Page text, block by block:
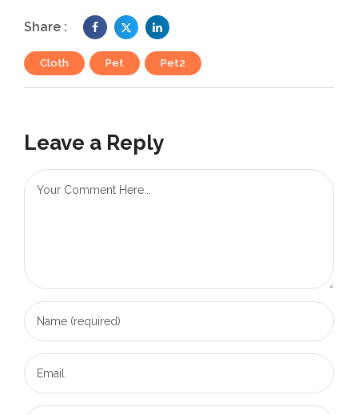
Share :
Cloth Pet Pet2
Leave a Reply